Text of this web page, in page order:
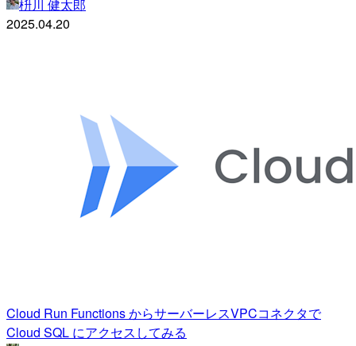
枡川 健太郎
2025.04.20
Cloud Run Functions からサーバーレスVPCコネクタで
Cloud SQL にアクセスしてみる